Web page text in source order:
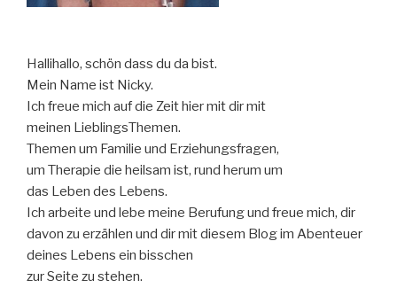
Hallihallo, schön dass du da bist.
Mein Name ist Nicky.
Ich freue mich auf die Zeit hier mit dir mit
meinen LieblingsThemen.
Themen um Familie und Erziehungsfragen,
um Therapie die heilsam ist, rund herum um
das Leben des Lebens.
Ich arbeite und lebe meine Berufung und freue mich, dir
davon zu erzählen und dir mit diesem Blog im Abenteuer
deines Lebens ein bisschen
zur Seite zu stehen.